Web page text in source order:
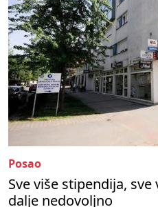
Posao
Sve više stipendija,
dalje nedovoljno